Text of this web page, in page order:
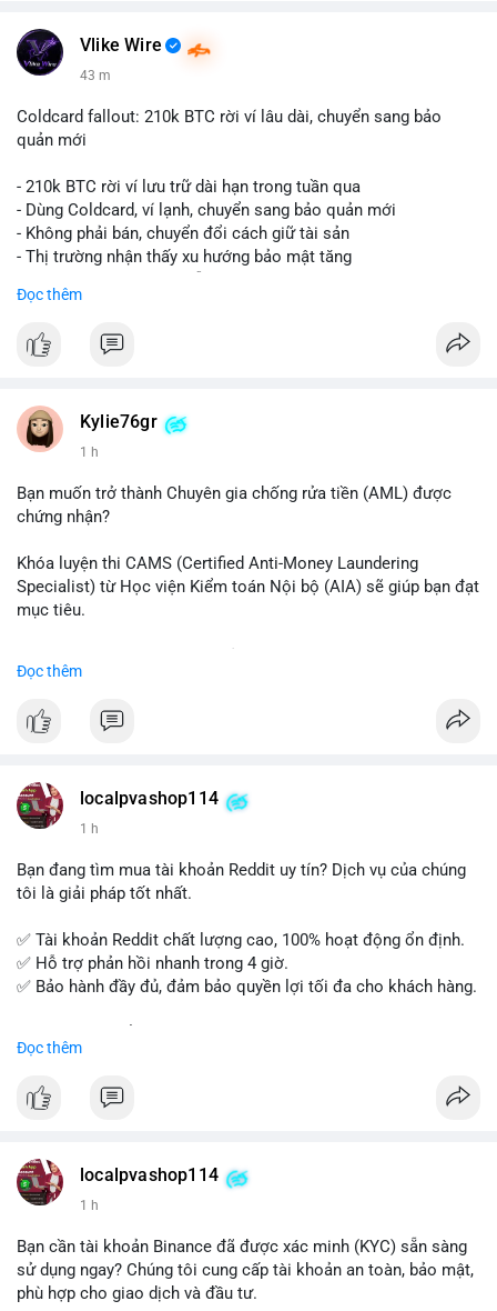
premium, PVA, aged với giá tốt nhất!
Vlike Wire
43 m
Coldcard fallout: 210k BTC rời ví lâu dài, chuyển sang bảo
quản mới
- 210k BTC rời ví lưu trữ dài hạn trong tuần qua
- Dùng Coldcard, ví lạnh, chuyển sang bảo quản mới
- Không phải bán, chuyển đổi cách giữ tài sản
- Thị trường nhận thấy xu hướng bảo mật tăng
#vlikevn #titanbot
Đọc thêm
Kylie76gr
1 h
Bạn muốn trở thành Chuyên gia chống rửa tiền (AML) được
chứng nhận?
Khóa luyện thi CAMS (Certified Anti-Money Laundering
Specialist) từ Học viện Kiểm toán Nội bộ (AIA) sẽ giúp bạn đạt
mục tiêu.
gồm tài liệu toàn diện, câu hỏi thực hành, bài thi thử sát thực
Đăng ký ngay hôm nay để nâng cao năng lực và mở rộng cơ
Đọc thêm
localpvashop114
1 h
Bạn đang tìm mua tài khoản Reddit uy tín? Dịch vụ của chúng
tôi là giải pháp tốt nhất.
✅ Tài khoản Reddit chất lượng cao, 100% hoạt động ổn định.
✅ Hỗ trợ phản hồi nhanh trong 4 giờ.
✅ Bảo hành đầy đủ, đảm bảo quyền lợi tối đa cho khách hàng.
📞 WhatsApp: +1 660 215-8938
📧 Email: localpvashop@gmail.com
của bạn!
Đọc thêm
localpvashop114
1 h
Bạn cần tài khoản Binance đã được xác minh (KYC) sẵn sàng
sử dụng ngay? Chúng tôi cung cấp tài khoản an toàn, bảo mật,
phù hợp cho giao dịch và đầu tư.